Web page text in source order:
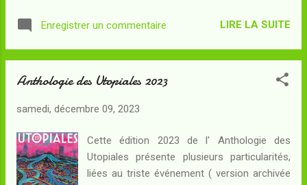
la guerre des Ires et des décombres de la
crise écologique sont sorties les villes-tiges,
polluants et autres périls du Sol, et qui
et les fermes où le confinement guette à
Venise, d'où proviennent les
nanotechnologies indispensables à
l'Elévation et dont le doge est réputé marié à
Enregistrer un commentaire LIRE LA SUITE
Anthologie des Utopiales 2023
samedi, décembre 09, 2023
Cette édition 2023 de l' Anthologie des
Utopiales présente plusieurs particularités,
liées au triste événement ( version archivée